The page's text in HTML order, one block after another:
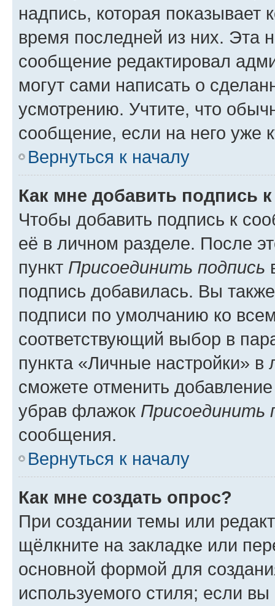
надпись, которая показывает
время последней из них. Эта
сообщение редактировал
могут сами написать о
усмотрению. Учтите, что
сообщение, если на него уже
Вернуться к началу
Как мне добавить подпись
Чтобы добавить подпись к
её в личном разделе. После
пункт Присоединить подпись
подпись добавилась. Вы
подписи по умолчанию ко
соответствующий выбор в
пункта «Личные настройки»
сможете отменить
убрав флажок Присоединить
сообщения.
Вернуться к началу
Как мне создать опрос?
При создании темы или
щёлкните на закладке или
основной формой для
используемого стиля; если